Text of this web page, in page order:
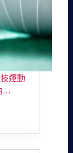
運動
…